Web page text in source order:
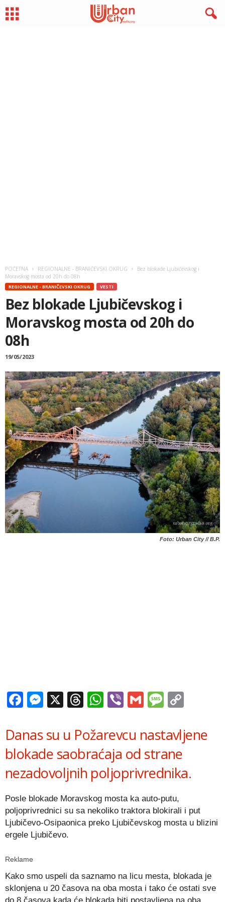
POČETNA REGIONALNE - BRANIČEVSKI OKRUG
Bez blokade Ljubičevskog i
Moravskog mosta od 20h do 08h
REGIONALNE - BRANIČEVSKI OKRUG VESTI
Bez blokade Ljubičevskog i
Moravskog mosta od 20h do
08h
19/05/2023
Foto: Urban City // B.P.
Facebook
Messenger
X Threads
WhatsApp
ViberGmail
Danas su u Požarevcu nastavljene
blokade saobraćaja od strane
nezadovoljnih poljoprivrednika.
Posle blokade Moravskog mosta ka auto-putu,
poljoprivrednici su sa nekoliko traktora blokirali i put
Ljubičevo-Osipaonica preko Ljubičevskog mosta u blizini
ergele Ljubičevo.
Reklame
Kako smo uspeli da saznamo na licu mesta, blokada je
sklonjena u 20 časova na oba mosta i tako će ostati sve